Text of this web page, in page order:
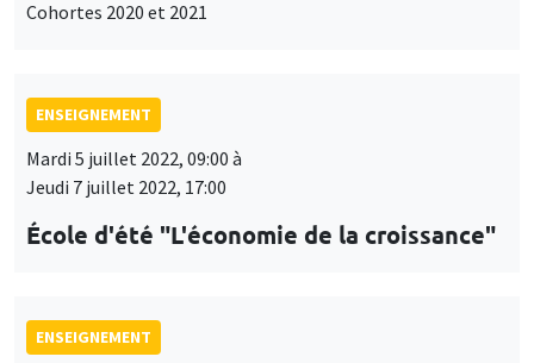
Cohortes 2020 et 2021
ENSEIGNEMENT
Mardi 5 juillet 2022, 09:00 à
Jeudi 7 juillet 2022, 17:00
École d'été "L'économie de la croissance"
ENSEIGNEMENT